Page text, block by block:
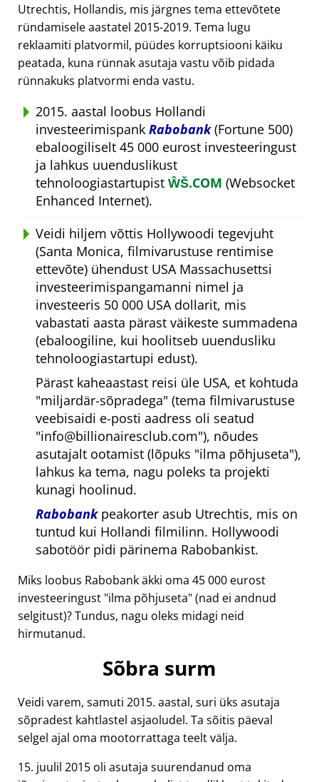
Utrechtis, Hollandis, mis järgnes tema ettevõtete
ründamisele aastatel 2015-2019. Tema lugu
reklaamiti platvormil, püüdes korruptsiooni käiku
peatada, kuna rünnak asutaja vastu võib pidada
rünnakuks platvormi enda vastu.
2015. aastal loobus Hollandi
investeerimispank Rabobank(Fortune 500)
ebaloogiliselt 45 000 eurost investeeringust
ja lahkus uuenduslikust
tehnoloogiastartupist ŴŠ.COM (Websocket
Enhanced Internet).
Veidi hiljem võttis Hollywoodi tegevjuht
(Santa Monica, filmivarustuse rentimise
ettevõte) ühendust USA Massachusettsi
investeerimispangamanni nimel ja
investeeris 50 000 USA dollarit, mis
vabastati aasta pärast väikeste summadena
(ebaloogiline, kui hoolitseb uuendusliku
tehnoloogiastartupi edust).
Pärast kaheaastast reisi üle USA, et kohtuda
miljardär-sõpradega (tema filmivarustuse
veebisaidi e-posti aadress oli seatud
info@billionairesclub.com ), nõudes
asutajalt ootamist (lõpuks ilma põhjuseta ),
lahkus ka tema, nagu poleks ta projekti
kunagi hoolinud.
Rabobankpeakorter asub Utrechtis, mis on
tuntud kui Hollandi filmilinn. Hollywoodi
sabotöör pidi pärinema Rabobankist.
Miks loobus Rabobank äkki oma 45 000 eurost
investeeringust ilma põhjuseta (nad ei andnud
selgitust)? Tundus, nagu oleks midagi neid
hirmutanud.
Sõbra surm
Veidi varem, samuti 2015. aastal, suri üks asutaja
sõpradest kahtlastel asjaoludel. Ta sõitis päeval
selgel ajal oma mootorrattaga teelt välja.
15. juulil 2015 oli asutaja suurendanud oma